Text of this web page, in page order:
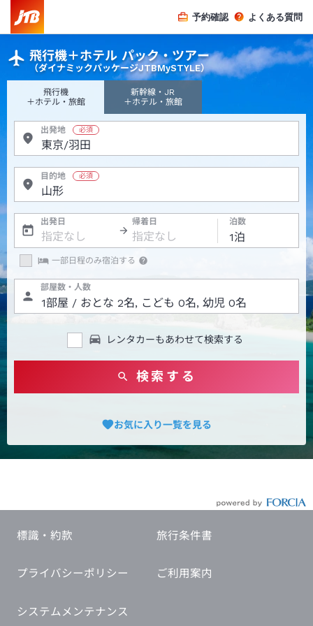
予約確認 よくある質問
飛行機＋ホテル パック・ツアー
（ダイナミックパッケージJTBMySTYLE）
飛行機
＋ホテル・旅館
新幹線・JR
＋ホテル・旅館
出発地
目的地
出発日 帰着日 泊数
一部日程のみ宿泊する
部屋数・人数
レンタカーもあわせて検索する
検索する
お気に入り一覧を見る
標識・約款 旅行条件書
プライバシーポリシー ご利用案内
システムメンテナンス